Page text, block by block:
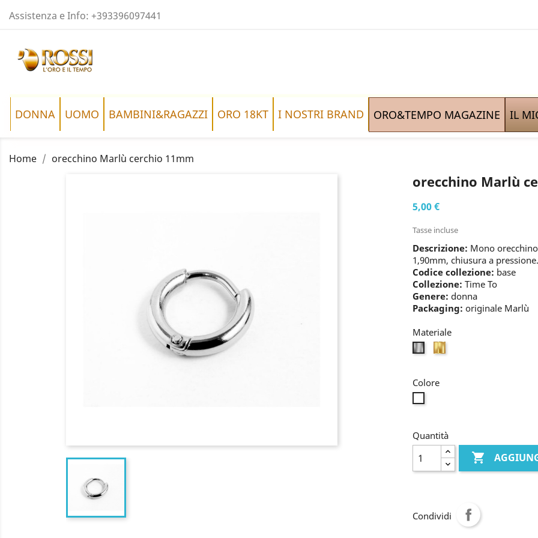
Assistenza e Info: +393396097441
DONNA UOMO BAMBINI&RAGAZZI ORO 18KT I NOSTRI BRAND ORO&TEMPO MAGAZINE IL
Home orecchino Marlù cerchio 11mm
orecchino Marlù
5,00 €
Tasse incluse
Descrizione: Mono
1,90mm, chiusura a
Codice collezione: base
Collezione: Time To
Genere: donna
Packaging: originale Marlù
Materiale
bianco
Colore
Quantità

Condividi